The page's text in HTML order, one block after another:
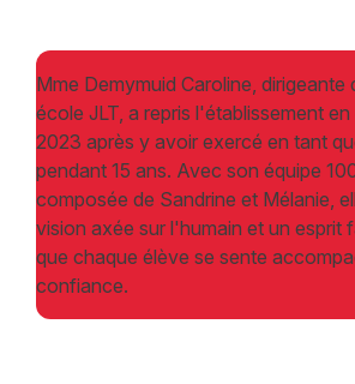
Mme Demymuid Caroline,
école JLT, a repris l'établissement
2023 après y avoir exercé en tant
pendant 15 ans. Avec son équipe
composée de Sandrine et Mélanie,
vision axée sur l'humain et un esprit
que chaque élève se sente
confiance.